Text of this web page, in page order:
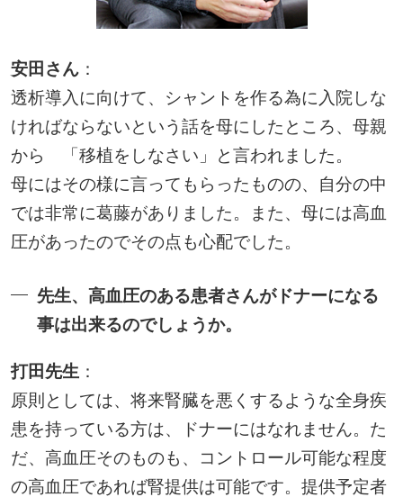
安田さん：
透析導入に向けて、シャントを作る為に入院しな
ければならないという話を母にしたところ、母親
から 「移植をしなさい」と言われました。
母にはその様に言ってもらったものの、自分の中
では非常に葛藤がありました。また、母には高血
圧があったのでその点も心配でした。
先生、高血圧のある患者さんがドナーになる
事は出来るのでしょうか。
打田先生 ：
原則としては、将来腎臓を悪くするような全身疾
患を持っている方は、ドナーにはなれません。た
だ、高血圧そのものも、コントロール可能な程度
の高血圧であれば腎提供は可能です。提供予定者